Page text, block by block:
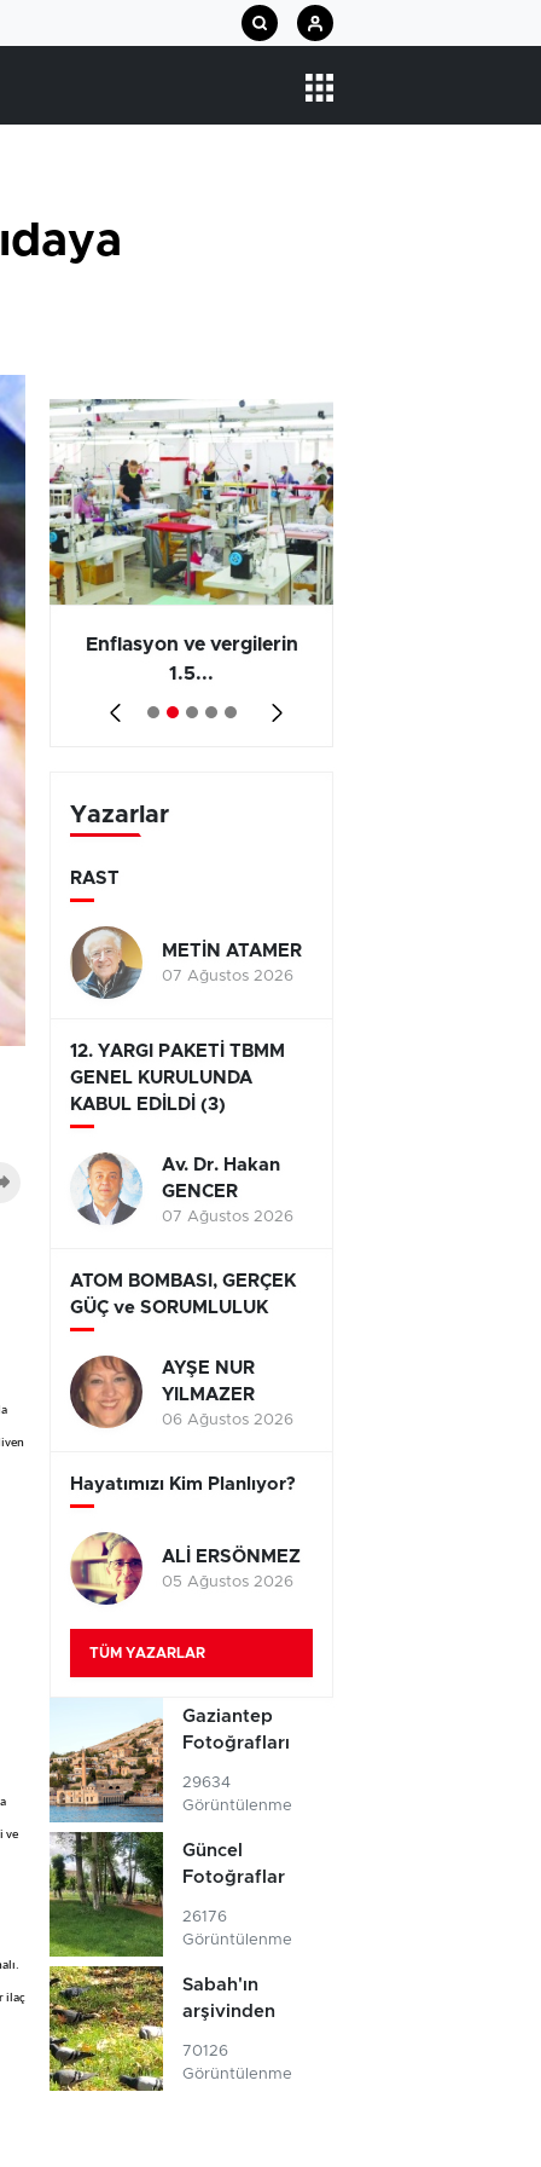
ve
ilaç
Enflasyon ve vergilerin
1.5...
Yazarlar
RAST
METİN ATAMER
07 Ağustos 2026
12. YARGI PAKETİ TBMM
GENEL KURULUNDA
KABUL EDİLDİ (3)
Av. Dr. Hakan
GENCER
07 Ağustos 2026
ATOM BOMBASI, GERÇEK
GÜÇ ve SORUMLULUK
AYŞE NUR
YILMAZER
06 Ağustos 2026
Hayatımızı Kim Planlıyor?
ALİ ERSÖNMEZ
05 Ağustos 2026
TÜM YAZARLAR
Gaziantep
Fotoğrafları
29634
Görüntülenme
Güncel
Fotoğraflar
26176
Görüntülenme
Sabah'ın
arşivinden
70126
Görüntülenme